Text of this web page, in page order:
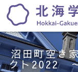
沼田町空き
クト2022